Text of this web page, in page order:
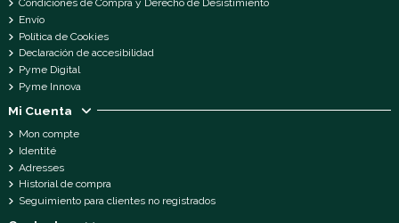
Condiciones de Compra y Derecho de Desistimiento
Envío
Política de Cookies
Declaración de accesibilidad
Pyme Digital
Pyme Innova
Mi Cuenta
Mon compte
Identité
Adresses
Historial de compra
Seguimiento para clientes no registrados